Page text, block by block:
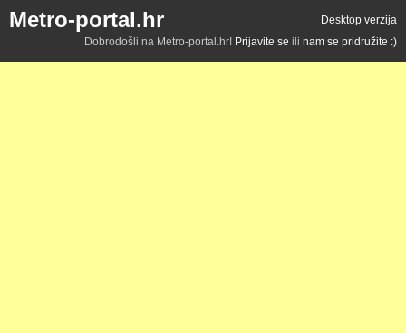
Metro-portal.hr
Desktop verzija
Dobrodošli na Metro-portal.hr! Prijavite se ili nam se pridružite :)